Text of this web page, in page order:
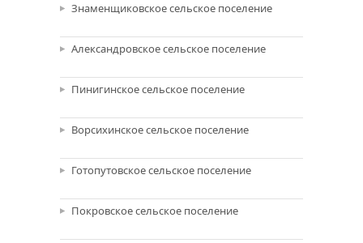
Знаменщиковское сельское поселение
Александровское сельское поселение
Пинигинское сельское поселение
Ворсихинское сельское поселение
Готопутовское сельское поселение
Покровское сельское поселение